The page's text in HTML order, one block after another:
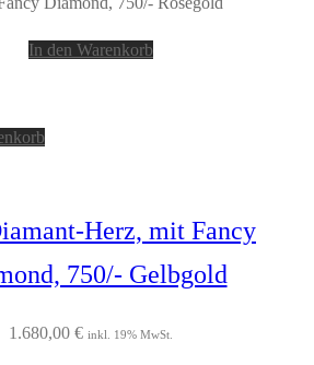
In den Warenkorb
Herz, mit Fancy
750/- Gelbgold
1.680,00 € inkl. 19% MwSt.